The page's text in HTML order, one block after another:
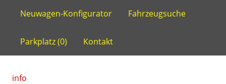
Neuwagen-Konfigurator Fahrzeugsuche
Parkplatz (0) Kontakt
info